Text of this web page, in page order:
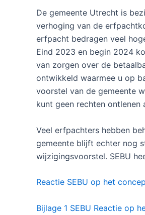
De gemeente Utrecht is
verhoging van de
erfpacht bedragen veel
Eind 2023 en begin 2024
van zorgen over de
ontwikkeld waarmee u op
voorstel van de gemeente
kunt geen rechten
Veel erfpachters hebben
gemeente blijft echter nog
wijzigingsvoorstel. SEBU
Reactie SEBU op het
Bijlage 1 SEBU Reactie op